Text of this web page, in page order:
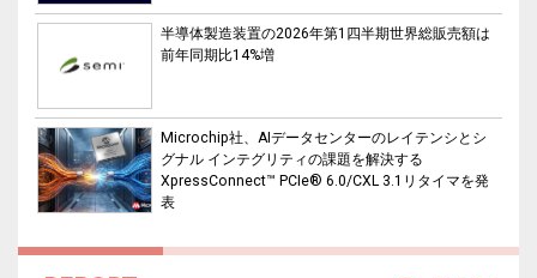
半導体製造装置の2026年第1四半期世界総販売額は
前年同期比14%増
Microchip社、AIデータセンターのレイテンシとシ
グナル インテグリティの課題を解決する
XpressConnect™ PCIe® 6.0/CXL 3.1リタイマを発
表